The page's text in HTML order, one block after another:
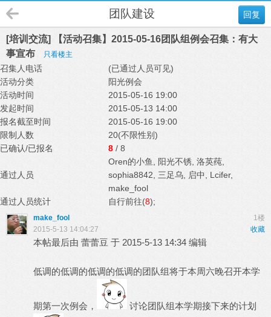
回复
团队建设
[培训交流] 【活动召集】2015-05-16团队组例会召集：有大
事宣布
只看楼主
召集人电话
(已通过人员可见)
活动分类
阳光例会
活动时间
2015-05-16 19:00
发起时间
2015-05-13 14:00
报名截至时间
2015-05-16 19:00
限制人数
20(不限性别)
已确认/已报名
8 / 8
通过人员
Oren的小鱼 阳光不锈 洛英莼
sophia8842
三足乌 启中 Lcifer,
make_fool
通过人员统计
自行前往(8);
1楼
make_fool
收藏
2015-5-13 14:04:27
本帖最后由 蕾蕾豆 于 2015-5-13 14:34 编辑
低调的低调的低调的低调的团队组将于本周六晚召开本学
期第一次例会， 讨论团队组本学期接下来的计划